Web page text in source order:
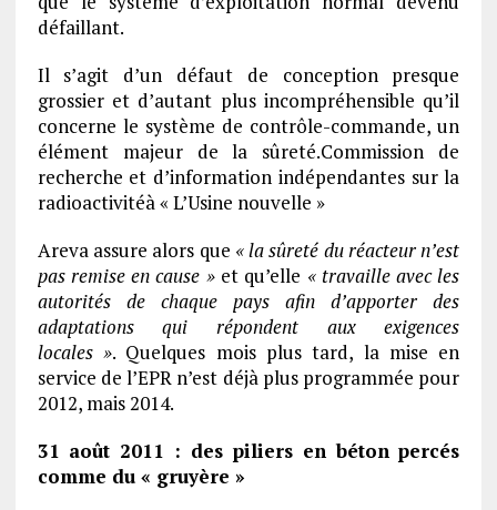
défaillant.
Il s’agit d’un défaut de conception presque
grossier et d’autant plus incompréhensible qu’il
concerne le système de contrôle-commande, un
élément majeur de la sûreté.Commission de
recherche et d’information indépendantes sur la
radioactivitéà « L’Usine nouvelle »
Areva assure alors que « la sûreté du réacteur n’est
pas remise en cause »et qu’elle « travaille avec les
autorités de chaque pays afin d’apporter des
adaptations qui répondent aux exigences
locales ». Quelques mois plus tard, la mise en
service de l’EPR n’est déjà plus programmée pour
2012, mais 2014.
31 août 2011 : des piliers en béton percés
comme du « gruyère »